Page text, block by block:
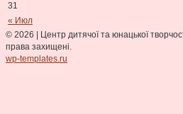
« Июл
31
© 2026
Центр дитячої та юнацької
права захищені.
wp-templates.ru